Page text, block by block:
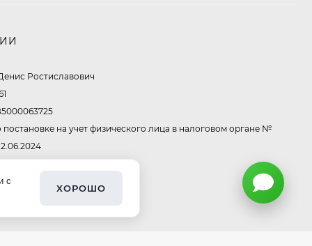
Очки K82672
Ростиславович
на учет физического лица в налоговом органе №
с
ХОРОШО